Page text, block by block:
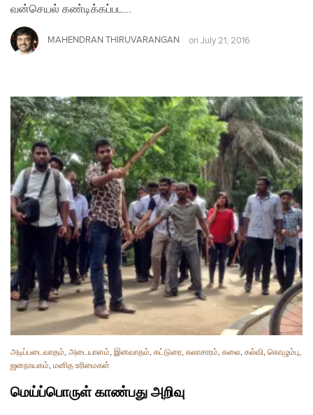
வன்செயல் கண்டிக்கப்பட…
MAHENDRAN THIRUVARANGAN on July 21, 2016
அடிப்படைவாதம், அடையாளம், இனவாதம், கட்டுரை, கலாசாரம், கலை, கல்வி, கொழும்பு,
ஜனநாயகம், மனித உரிமைகள்
மெய்ப்பொருள் காண்பது அறிவு